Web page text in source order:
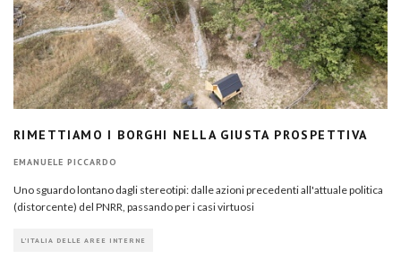
RIMETTIAMO I BORGHI NELLA GIUSTA PROSPETTIVA
EMANUELE PICCARDO
Uno sguardo lontano dagli stereotipi: dalle azioni precedenti all'attuale politica
(distorcente) del PNRR, passando per i casi virtuosi
L'ITALIA DELLE AREE INTERNE